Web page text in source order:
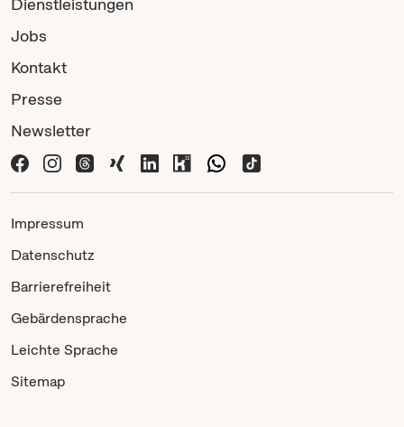
Jobs
Kontakt
Presse
Newsletter
Impressum
Datenschutz
Barrierefreiheit
Gebärdensprache
Leichte Sprache
Sitemap